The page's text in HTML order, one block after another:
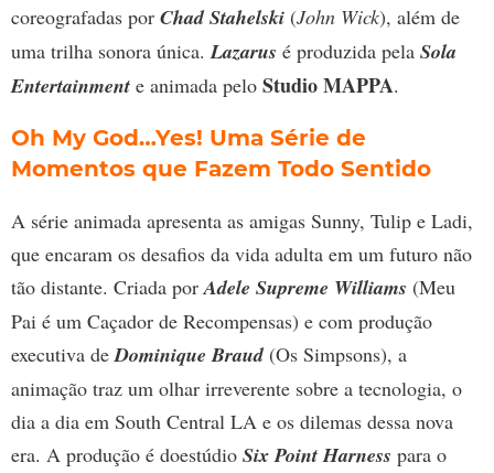
coreografadas por Chad Stahelski (John Wick), além de
uma trilha sonora única.Lazarus é produzida pela Sola
Entertainment e animada pelo Studio MAPPA.
Oh My God…Yes! Uma Série de
Momentos que Fazem Todo Sentido
A série animada apresenta as amigas Sunny, Tulip e Ladi,
que encaram os desafios da vida adulta em um futuro não
tão distante. Criada porAdele Supreme Williams (Meu
Pai é um Caçador de Recompensas) e com produção
executiva deDominique Braud(Os Simpsons), a
animação traz um olhar irreverente sobre a tecnologia, o
dia a dia em South Central LA e os dilemas dessa nova
era. A produção é doestúdio Six Point Harness para o